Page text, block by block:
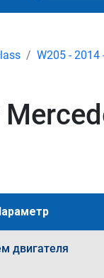
W205 - 2014
двигателя